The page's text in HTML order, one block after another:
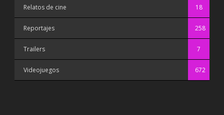
Relatos de cine 18
Reportajes 258
Trailers 7
Videojuegos 672